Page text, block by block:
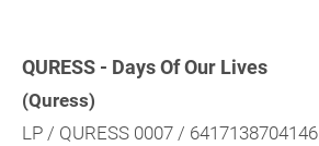
QURESS - Days Of Our Lives
(Quress)
LP / QURESS 0007 / 6417138704146